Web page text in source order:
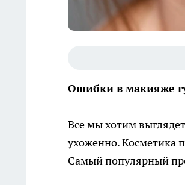
Ошибки в макияже
Все мы хотим
ухоженно. Косметика
Самый популярный